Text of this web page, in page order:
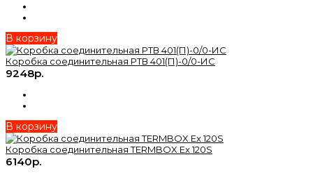
В корзину
Коробка соединительная РТВ 401(П)-0/0-ИС
9248р.
В корзину
Коробка соединительная TERMBOX Ex 120S
6140р.